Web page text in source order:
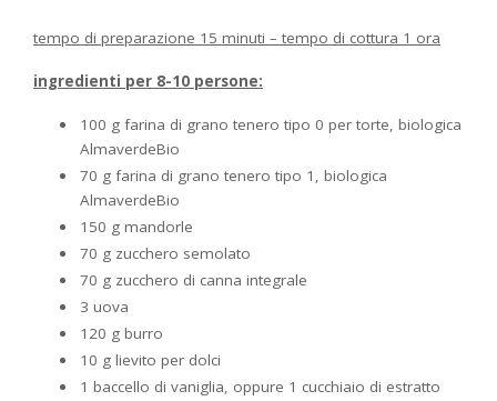
tempo di preparazione 15 minuti – tempo di cottura 1 ora
ingredienti per 8-10 persone:
100 g farina di grano tenero tipo 0 per torte, biologica
AlmaverdeBio
70 g farina di grano tenero tipo 1, biologica
AlmaverdeBio
150 g mandorle
70 g zucchero semolato
70 g zucchero di canna integrale
3 uova
120 g burro
10 g lievito per dolci
1 baccello di vaniglia, oppure 1 cucchiaio di estratto